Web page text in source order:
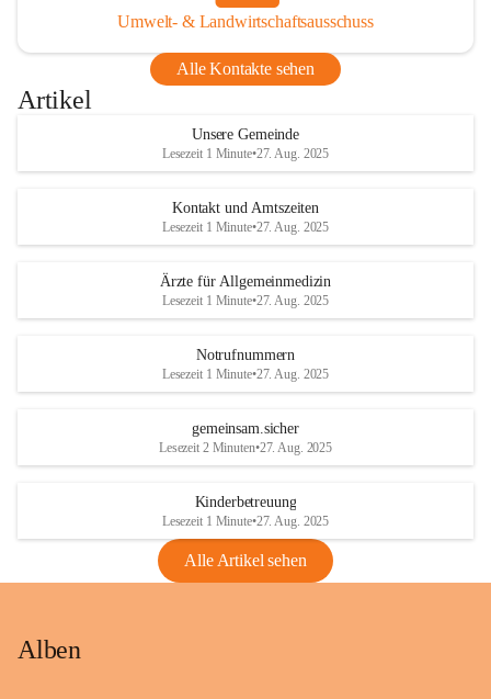
Umwelt- & Landwirtschaftsausschuss
Alle Kontakte sehen
Artikel
Unsere Gemeinde
Lesezeit 1 Minute•27. Aug. 2025
Kontakt und Amtszeiten
Lesezeit 1 Minute•27. Aug. 2025
Ärzte für Allgemeinmedizin
Lesezeit 1 Minute•27. Aug. 2025
Notrufnummern
Lesezeit 1 Minute•27. Aug. 2025
gemeinsam.sicher
Lesezeit 2 Minuten•27. Aug. 2025
Kinderbetreuung
Lesezeit 1 Minute•27. Aug. 2025
Alle Artikel sehen
Alben